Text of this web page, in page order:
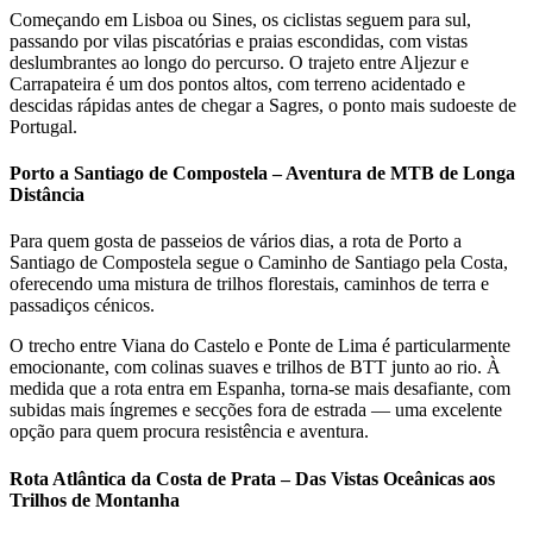
8 Dias|4/5
Começando em Lisboa ou Sines, os ciclistas seguem para sul,
passando por vilas piscatórias e praias escondidas, com vistas
deslumbrantes ao longo do percurso. O trajeto entre Aljezur e
Carrapateira é um dos pontos altos, com terreno acidentado e
descidas rápidas antes de chegar a Sagres, o ponto mais sudoeste de
Portugal.
Porto a Santiago de Compostela – Aventura de MTB de Longa
Distância
Para quem gosta de passeios de vários dias, a rota de Porto a
Santiago de Compostela segue o Caminho de Santiago pela Costa,
oferecendo uma mistura de trilhos florestais, caminhos de terra e
passadiços cénicos.
O trecho entre Viana do Castelo e Ponte de Lima é particularmente
emocionante, com colinas suaves e trilhos de BTT junto ao rio. À
medida que a rota entra em Espanha, torna-se mais desafiante, com
subidas mais íngremes e secções fora de estrada — uma excelente
opção para quem procura resistência e aventura.
Rota Atlântica da Costa de Prata – Das Vistas Oceânicas aos
Trilhos de Montanha